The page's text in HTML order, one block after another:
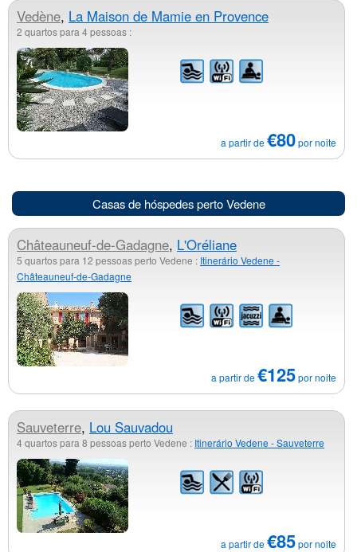
Vedène, La Maison de Mamie en Provence
2 quartos para 4 pessoas :
a partir de€80por noite
Casas de hóspedes perto Vedene
Châteauneuf-de-Gadagne, L'Oréliane
5 quartos para 12 pessoas perto Vedene : Itinerário Vedene -
Châteauneuf-de-Gadagne
a partir de€125por noite
Sauveterre, Lou Sauvadou
4 quartos para 8 pessoas perto Vedene : Itinerário Vedene - Sauveterre
a partir de€85por noite